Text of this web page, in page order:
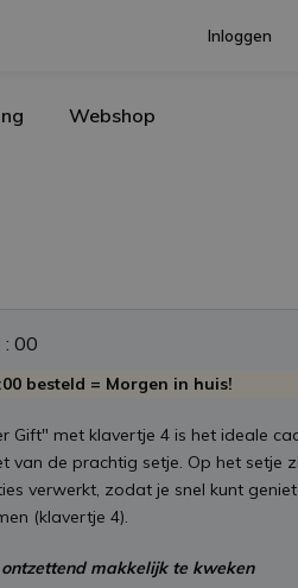
Inloggen
Webshop
:00
besteld = Morgen in huis!
Gift" met klavertje 4 is het ideale
van de prachtig setje. Op het setje
verwerkt, zodat je snel kunt
(klavertje 4).
makkelijk te kweken